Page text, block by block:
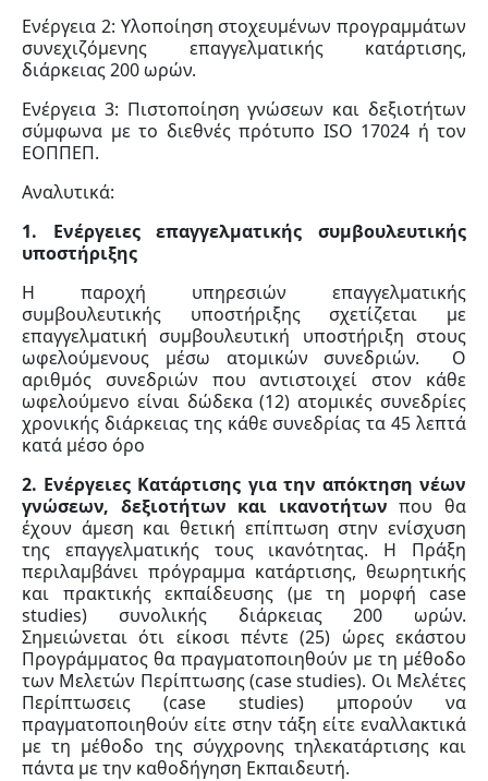
Ενέργεια 2: Υλοποίηση στοχευμένων προγραμμάτων
συνεχιζόμενης επαγγελματικής κατάρτισης,
διάρκειας 200 ωρών.
Ενέργεια 3: Πιστοποίηση γνώσεων και δεξιοτήτων
σύμφωνα με το διεθνές πρότυπο ISO 17024 ή τον
ΕΟΠΠΕΠ.
Αναλυτικά:
1. Ενέργειες επαγγελματικής συμβουλευτικής
υποστήριξης
Η παροχή υπηρεσιών επαγγελματικής
συμβουλευτικής υποστήριξης σχετίζεται με
επαγγελματική συμβουλευτική υποστήριξη στους
ωφελούμενους μέσω ατομικών συνεδριών. Ο
αριθμός συνεδριών που αντιστοιχεί στον κάθε
ωφελούμενο είναι δώδεκα (12) ατομικές συνεδρίες
χρονικής διάρκειας της κάθε συνεδρίας τα 45 λεπτά
κατά μέσο όρο
2. Ενέργειες Κατάρτισης για την απόκτηση νέων
γνώσεων, δεξιοτήτων και ικανοτήτων που θα
έχουν άμεση και θετική επίπτωση στην ενίσχυση
της επαγγελματικής τους ικανότητας. Η Πράξη
περιλαμβάνει πρόγραμμα κατάρτισης, θεωρητικής
και πρακτικής εκπαίδευσης (με τη μορφή case
studies) συνολικής διάρκειας 200 ωρών.
Σημειώνεται ότι είκοσι πέντε (25) ώρες εκάστου
Προγράμματος θα πραγματοποιηθούν με τη μέθοδο
των Μελετών Περίπτωσης (case studies). Οι Μελέτες
Περίπτωσεις (case studies) μπορούν να
πραγματοποιηθούν είτε στην τάξη είτε εναλλακτικά
με τη μέθοδο της σύγχρονης τηλεκατάρτισης και
πάντα με την καθοδήγηση Eκπαιδευτή.